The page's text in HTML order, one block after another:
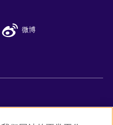
微博